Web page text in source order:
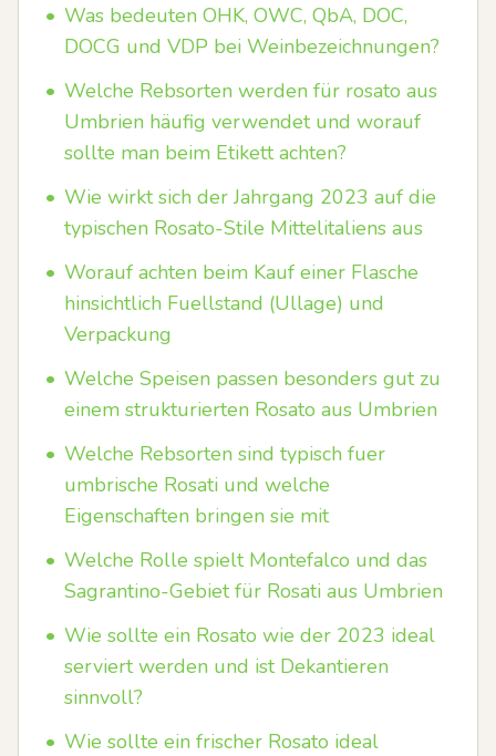
• Was bedeuten OHK, OWC, QbA, DOC,
DOCG und VDP bei Weinbezeichnungen?
• Welche Rebsorten werden für rosato aus
Umbrien häufig verwendet und worauf
sollte man beim Etikett achten?
• Wie wirkt sich der Jahrgang 2023 auf die
typischen Rosato-Stile Mittelitaliens aus
• Worauf achten beim Kauf einer Flasche
hinsichtlich Fuellstand (Ullage) und
Verpackung
• Welche Speisen passen besonders gut zu
einem strukturierten Rosato aus Umbrien
• Welche Rebsorten sind typisch fuer
umbrische Rosati und welche
Eigenschaften bringen sie mit
• Welche Rolle spielt Montefalco und das
Sagrantino-Gebiet für Rosati aus Umbrien
• Wie sollte ein Rosato wie der 2023 ideal
serviert werden und ist Dekantieren
sinnvoll?
• Wie sollte ein frischer Rosato ideal